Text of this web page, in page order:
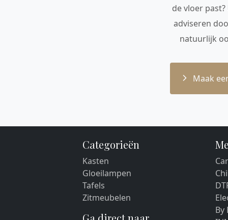
de vloer
adviseren
natuurlijk
Maak
Categorieën
Kasten
Gloeilampen
Tafels
Zitmeubelen
By